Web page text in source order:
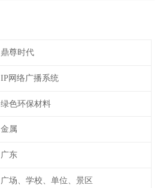
鼎尊时代
IP网络广播系统
绿色环保材料
金属
广东
广场、学校、单位、景区